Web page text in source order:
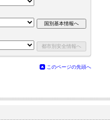
このページの先頭へ